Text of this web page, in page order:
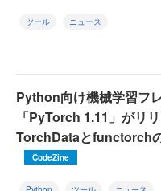
ツール ニュース
Python向け機械学習フ
「PyTorch 1.11」がリリ
TorchDataとfunctorch
CodeZine